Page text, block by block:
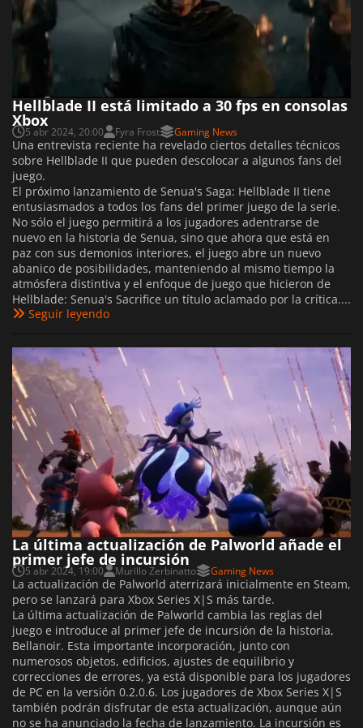
Hellblade II está limitado a 30 fps en consolas
Xbox
5 abr 2024, 20:00 Fyra Frost Gaming News
Una entrevista reciente ha revelado ciertos detalles técnicos
sobre Hellblade II que pueden descolocar a algunos fans del
juego.
El próximo lanzamiento de Senua's Saga: Hellblade II tiene
entusiasmados a todos los fans del primer juego de la serie.
No sólo el juego permitirá a los jugadores adentrarse de
nuevo en la historia de Senua, sino que ahora que está en
paz con sus demonios interiores, el juego abre un nuevo
abanico de posibilidades, manteniendo al mismo tiempo la
atmósfera distintiva y el enfoque de juego que hicieron de
Hellblade: Senua's Sacrifice un título aclamado por la crítica....
Seguir leyendo
La última actualización de Palworld añade el
primer jefe de incursión
5 abr 2024, 19:00 Murillo Zerbinatto Gaming News
La actualización de Palworld aterrizará inicialmente en Steam,
pero se lanzará para Xbox Series X|S más tarde.
La última actualización de Palworld cambia las reglas del
juego e introduce al primer jefe de incursión de la historia,
Bellanoir. Esta importante incorporación, junto con
numerosos objetos, edificios, ajustes de equilibrio y
correcciones de errores, ya está disponible para los jugadores
de PC en la versión 0.2.0.6. Los jugadores de Xbox Series X|S
también podrán disfrutar de esta actualización, aunque aún
no se ha anunciado la fecha de lanzamiento. La incursión es